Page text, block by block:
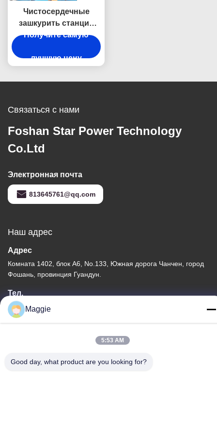
Чистосердечные
зашкурить станции
машины продукции
изделий металла
Получите самую
лучшую цену
Связаться с нами
Foshan Star Power Technology
Co.Ltd
Электронная почта
813645761@qq.com
Наш адрес
Адрес
Комната 1402, блок А6, No.133, Южная дорога Чанчен, город
Фошань, провинция Гуандун.
Тел.
86-13342999029
Политика конфиденциальности| Карта сайта
Maggie
5:53 AM
Good day, what product are you looking for?